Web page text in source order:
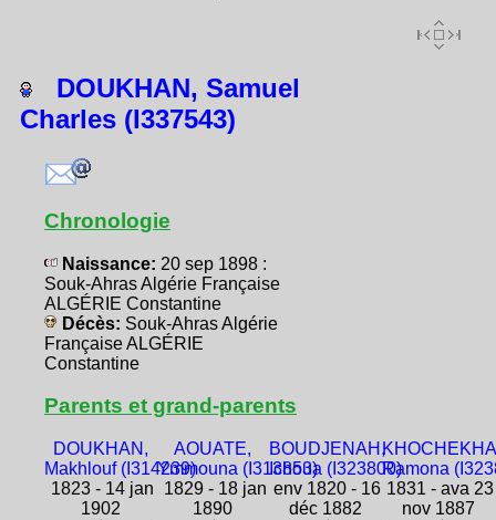
DOUKHAN, Samuel
Charles (I337543)
Chronologie
Naissance: 20 sep 1898 :
Souk-Ahras Algérie Française
ALGÉRIE Constantine
Décès: Souk-Ahras Algérie
Française ALGÉRIE
Constantine
Parents et grand-parents
DOUKHAN,
Makhlouf (I314239)
1823 - 14 jan
1902
AOUATE,
Ymmouna (I313853)
1829 - 18 jan
1890
BOUDJENAH,
Ichoua (I323800)
env 1820 - 16
déc 1882
Ramona
1831 - ava 23
nov 1887